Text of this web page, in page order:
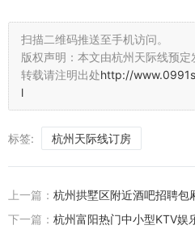
扫描二维码推送至手机访问。
版权声明：本文由杭州天际线预定
转载请注明出处http://
l
标签: 杭州天际线订房
上一篇： 杭州拱墅区附近酒吧招聘包厢气氛
下一篇： 杭州富阳热门中小型KTV娱